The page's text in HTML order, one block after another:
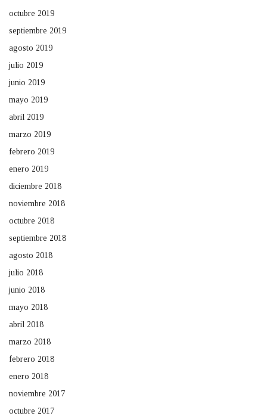
octubre 2019
septiembre 2019
agosto 2019
julio 2019
junio 2019
mayo 2019
abril 2019
marzo 2019
febrero 2019
enero 2019
diciembre 2018
noviembre 2018
octubre 2018
septiembre 2018
agosto 2018
julio 2018
junio 2018
mayo 2018
abril 2018
marzo 2018
febrero 2018
enero 2018
noviembre 2017
octubre 2017